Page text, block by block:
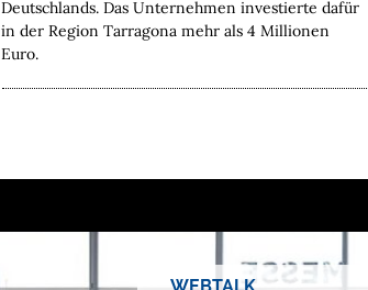
Deutschlands. Das Unternehmen investierte dafür
in der Region Tarragona mehr als 4 Millionen
Euro.